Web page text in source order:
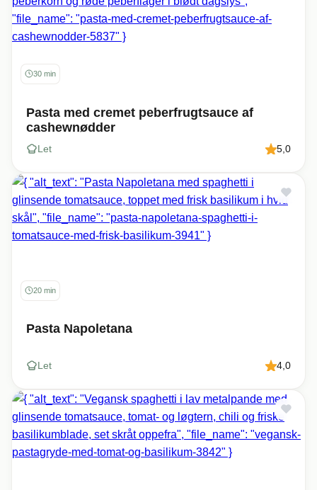
30 min
Pasta med cremet peberfrugtsauce af
cashewnødder
Let 5,0
20 min
Pasta Napoletana
Let 4,0